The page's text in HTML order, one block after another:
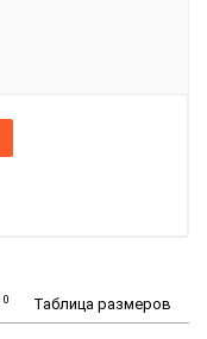
0 Таблица размеров